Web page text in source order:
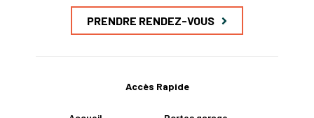
PRENDRE RENDEZ-VOUS
Accès Rapide